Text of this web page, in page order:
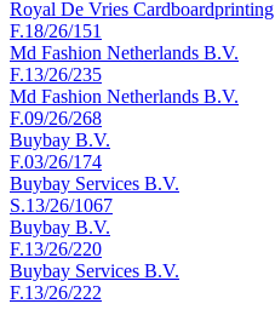
Royal De Vries Cardboardprinting
F.18/26/151
Md Fashion Netherlands B.V.
F.13/26/235
Md Fashion Netherlands B.V.
F.09/26/268
Buybay B.V.
F.03/26/174
Buybay Services B.V.
S.13/26/1067
Buybay B.V.
F.13/26/220
Buybay Services B.V.
F.13/26/222